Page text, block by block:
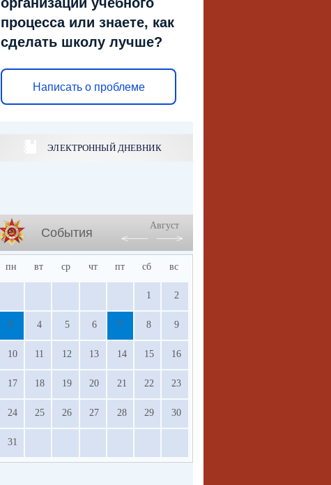
процесса или знаете, как
сделать школу лучше?
Написать о проблеме
ЭЛЕКТРОННЫЙ ДНЕВНИК
События
Август
пн вт ср чт пт сб вс
1 2
3 4 5 6 7 8 9
10 11 12 13 14 15 16
17 18 19 20 21 22 23
24 25 26 27 28 29 30
31